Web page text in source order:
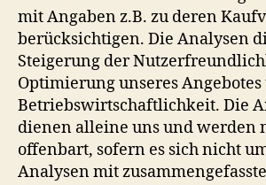
mit Angaben z.B. zu deren
berücksichtigen. Die Analysen
Steigerung der
Optimierung unseres
Betriebswirtschaftlichkeit. Die
dienen alleine uns und werden
offenbart, sofern es sich nicht
Analysen mit